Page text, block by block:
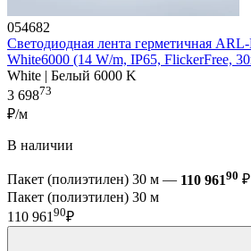
054682
Светодиодная лента герметичная
White6000 (14 W/m, IP65, FlickerFree,
White | Белый 6000 K
3 69873
₽/м
В наличии
Пакет (полиэтилен) 30 м — 110 96190 ₽
Пакет (полиэтилен) 30 м
110 961 90₽